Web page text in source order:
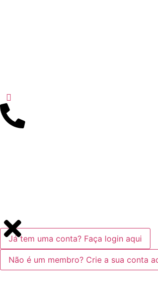
Já tem uma conta? Faça login aqui
Não é um membro? Crie a sua conta